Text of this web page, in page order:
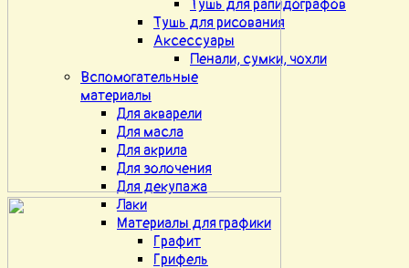
Тушь для рапидографов
Тушь для рисования
Аксессуары
Пенали, сумки, чохли
Вспомогательные
материалы
Для акварели
Для масла
Для акрила
Для золочения
Для декупажа
Лаки
Материалы для графики
Графит
Грифель